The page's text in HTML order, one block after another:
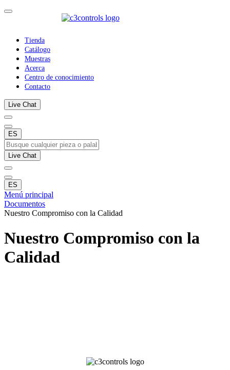
Tienda
Catálogo
Muestras
Acerca
Centro de conocimiento
Contacto
Live Chat
ES
Live Chat
ES
Menú principal
Documentos
Nuestro Compromiso con la Calidad
Nuestro Compromiso con la
Calidad